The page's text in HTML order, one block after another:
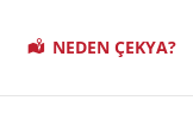
NEDEN ÇEKYA?